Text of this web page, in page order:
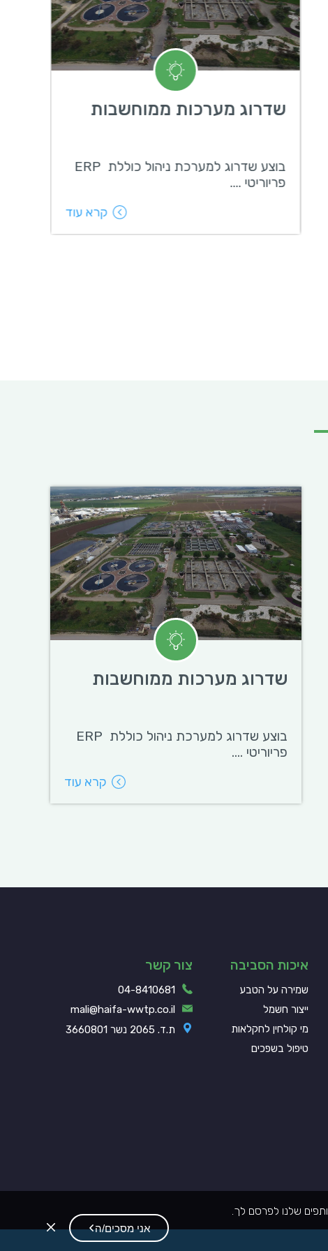
שלנו לפרסם לך.
אני מסכים/ה
סגור
שדרוג מערכות ממוחשבות
בוצע שדרוג למערכת ניהול כוללת ERP
פריוריטי ....
קרא עוד
שדרוג מערכות ממוחשבות
בוצע שדרוג למערכת ניהול כוללת ERP
פריוריטי ....
קרא עוד
איכות הסביבה
שמירה על הטבע
ייצור חשמל
מי קולחין לחקלאות
טיפול בשפכים
צור קשר
04-8410681
mali@haifa-wwtp.co.il
ת.ד. 2065 נשר 3660801